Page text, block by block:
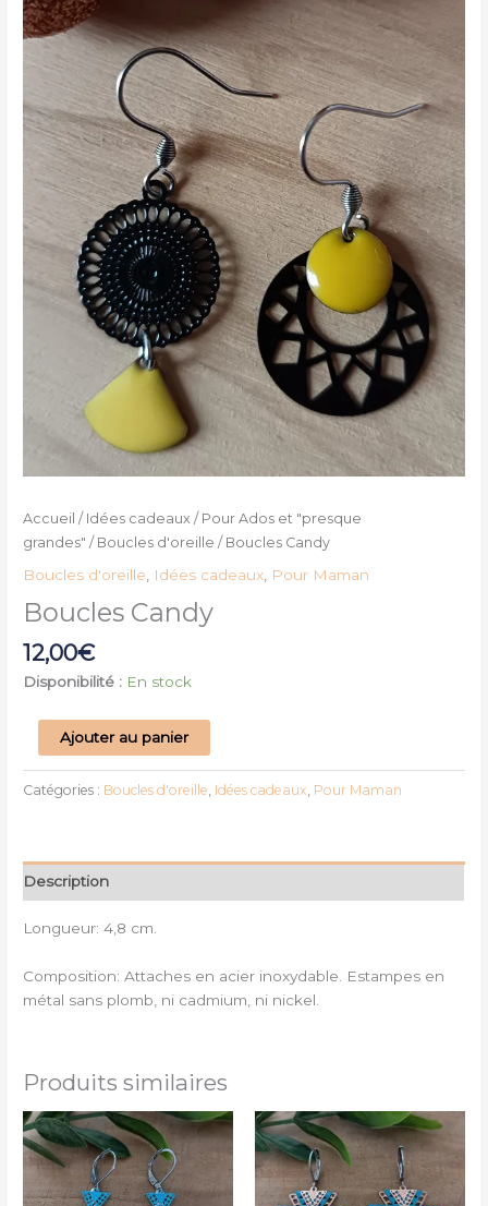
Accueil / Idées cadeaux / Pour Ados et "presque
grandes" / Boucles d'oreille / Boucles Candy
Boucles d'oreille, Idées cadeaux, Pour Maman
Boucles Candy
12,00€
Disponibilité : En stock
Ajouter au panier
Catégories : Boucles d'oreille Idées cadeaux Pour Maman
Description
Longueur: 4,8 cm.
Composition: Attaches en acier inoxydable. Estampes en
métal sans plomb, ni cadmium, ni nickel.
Produits similaires